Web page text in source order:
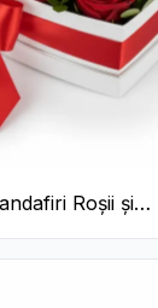
Roșii și